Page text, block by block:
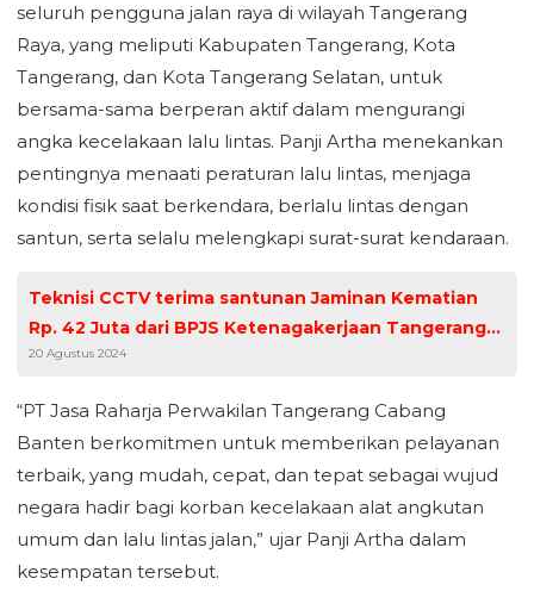
seluruh pengguna jalan raya di wilayah Tangerang
Raya, yang meliputi Kabupaten Tangerang, Kota
Tangerang, dan Kota Tangerang Selatan, untuk
bersama-sama berperan aktif dalam mengurangi
angka kecelakaan lalu lintas. Panji Artha menekankan
pentingnya menaati peraturan lalu lintas, menjaga
kondisi fisik saat berkendara, berlalu lintas dengan
santun, serta selalu melengkapi surat-surat kendaraan.
Teknisi CCTV terima santunan Jaminan Kematian
Rp. 42 Juta dari BPJS Ketenagakerjaan Tangerang
Batuceper
20 Agustus 2024
“PT Jasa Raharja Perwakilan Tangerang Cabang
Banten berkomitmen untuk memberikan pelayanan
terbaik, yang mudah, cepat, dan tepat sebagai wujud
negara hadir bagi korban kecelakaan alat angkutan
umum dan lalu lintas jalan,” ujar Panji Artha dalam
kesempatan tersebut.